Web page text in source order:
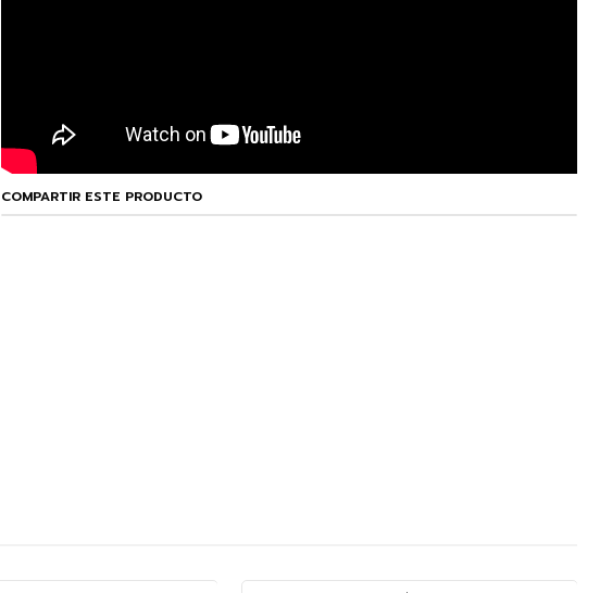
COMPARTIR ESTE PRODUCTO